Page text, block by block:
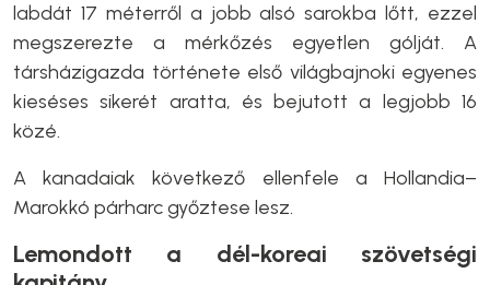
labdát 17 méterről a jobb alsó sarokba lőtt, ezzel
megszerezte a mérkőzés egyetlen gólját. A
társházigazda története első világbajnoki egyenes
kieséses sikerét aratta, és bejutott a legjobb 16
közé.
A kanadaiak következő ellenfele a Hollandia–
Marokkó párharc győztese lesz.
Lemondott a dél-koreai szövetségi